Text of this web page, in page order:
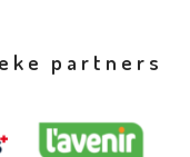
partners